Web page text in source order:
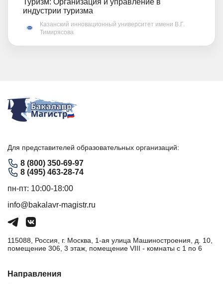
Туризм: Организация и управление в
индустрии туризма
Казанский инновационный университет имени В.Г.
Тимирясова
Для представителей образовательных организаций:
8 (800) 350-69-97
8 (495) 463-28-74
пн-пт: 10:00-18:00
info@bakalavr-magistr.ru
115088, Россия, г. Москва, 1-ая улица Машиностроения, д. 10,
помещение 306, 3 этаж, помещение VIII - комнаты с 1 по 6
Направления